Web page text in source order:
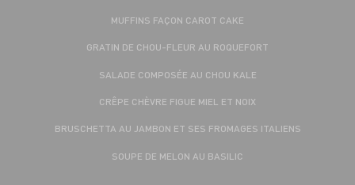
MUFFINS FAÇON CAROT CAKE
GRATIN DE CHOU-FLEUR AU ROQUEFORT
SALADE COMPOSÉE AU CHOU KALE
CRÊPE CHÈVRE FIGUE MIEL ET NOIX
BRUSCHETTA AU JAMBON ET SES FROMAGES ITALIENS
SOUPE DE MELON AU BASILIC